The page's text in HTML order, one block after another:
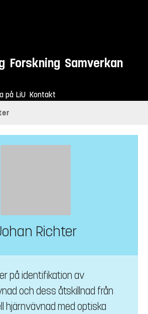
Forskning Samverkan
på LiU Kontakt
Richter
på identifikation av
och dess åtskillnad från
hjärnvävnad med optiska